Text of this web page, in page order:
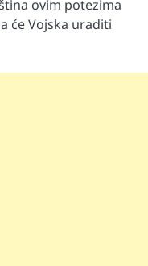
ovim potezima
će Vojska uraditi